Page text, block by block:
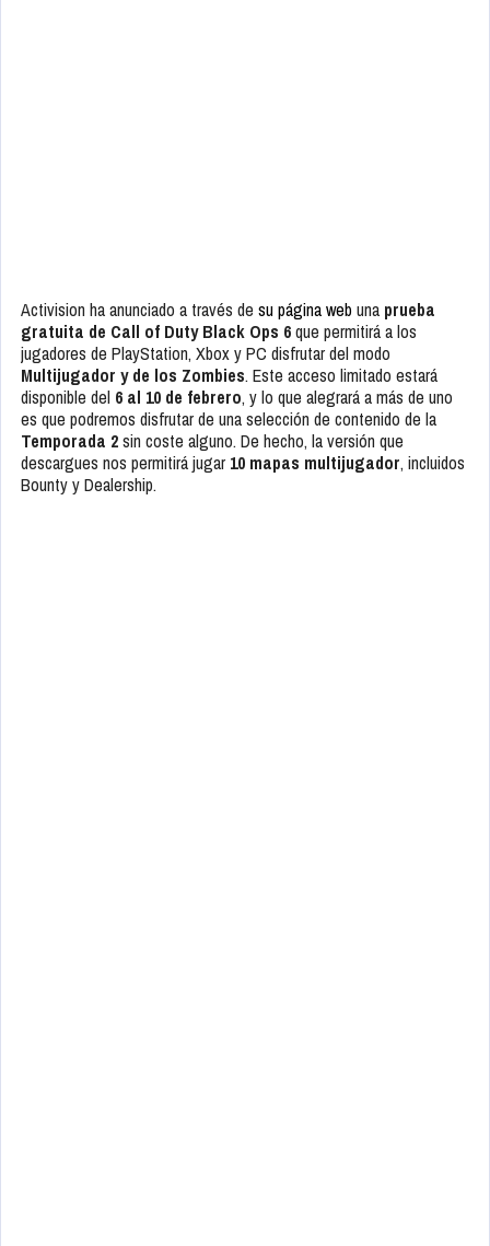
Activision ha anunciado a través de su página web una prueba
gratuita de Call of Duty Black Ops 6que permitirá a los
jugadores de PlayStation, Xbox y PC disfrutar del modo
Multijugador y de los Zombies. Este acceso limitado estará
disponible del 6 al 10 de febrero, y lo que alegrará a más de uno
es que podremos disfrutar de una selección de contenido de la
Temporada 2sin coste alguno. De hecho, la versión que
descargues nos permitirá jugar 10 mapas multijugador, incluidos
Bounty y Dealership.